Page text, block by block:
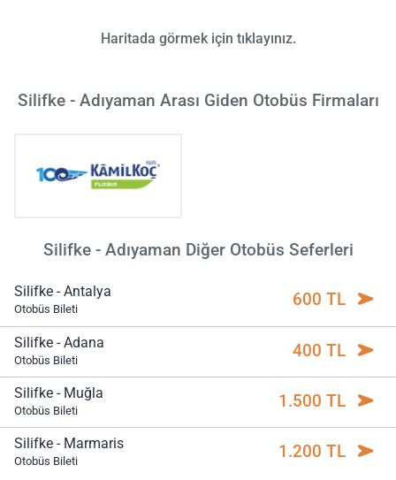
Haritada görmek için tıklayınız.
Silifke - Adıyaman Arası Giden Otobüs Firmaları
Silifke - Adıyaman Diğer Otobüs Seferleri
Silifke - Antalya
Otobüs Bileti 600 TL
Silifke - Adana
Otobüs Bileti 400 TL
Silifke - Muğla
Otobüs Bileti 1.500 TL
Silifke - Marmaris
Otobüs Bileti 1.200 TL